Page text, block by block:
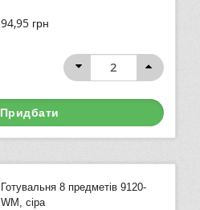
94,95 грн
Придбати
Готувальня 8 предметів 9120-
WM, сіра